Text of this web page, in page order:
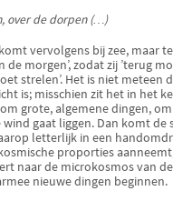
over de dorpen (…)
vervolgens bij zee, maar
de morgen’, zodat zij ’terug
strelen’. Het is niet meteen
is; misschien zit het in het
grote, algemene dingen,
wind gaat liggen. Dan komt de
letterlijk in een
proporties
naar de microkosmos van
nieuwe dingen beginnen.